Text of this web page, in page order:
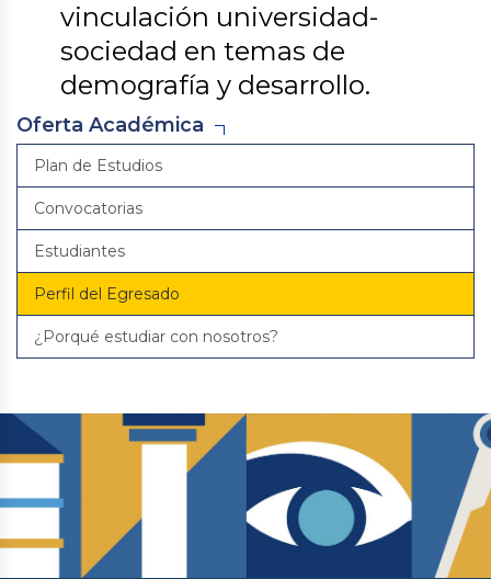
vinculación universidad-
sociedad en temas de
demografía y desarrollo.
Oferta Académica
Plan de Estudios
Convocatorias
Estudiantes
Perfil del Egresado
¿Porqué estudiar con nosotros?